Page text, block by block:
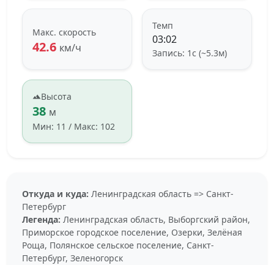
Макс. скорость
42.6 км/ч
Темп
03:02
Запись: 1с (~5.3м)
Высота
38 м
Мин: 11 / Макс: 102
Откуда и куда: Ленинградская область => Санкт-
Петербург
Легенда: Ленинградская область, Выборгский район,
Приморское городское поселение, Озерки, Зелёная
Роща, Полянское сельское поселение, Санкт-
Петербург, Зеленогорск